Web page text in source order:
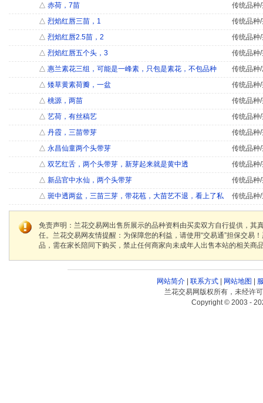
△ 赤荷，7苗
传统品种
△ 烈焰红唇三苗，1
传统品种
△ 烈焰红唇2.5苗，2
传统品种
△ 烈焰红唇五个头，3
传统品种
△ 惠兰素花三组，可能是一峰素，只包是素花，不包品种
传统品种
△ 矮草黄素荷瓣，一盆
传统品种
△ 桃源，两苗
传统品种
△ 艺荷，有丝稿艺
传统品种
△ 丹霞，三苗带芽
传统品种
△ 永昌仙童两个头带芽
传统品种
△ 双艺红舌，两个头带芽，新芽起来就是黄中透
传统品种
△ 新品官中水仙，两个头带芽
传统品种
△ 斑中透两盆，三苗三芽，带花苞，大苗艺不退，看上了私 传统品种
免责声明：兰花交易网出售所展示的品种资料由买卖双方自行提供，
任。兰花交易网友情提醒：为保障您的利益，请使用“交易通”担保交
品，需在家长陪同下购买，禁止任何商家向未成年人出售本站的相关商
网站简介| 联系方式| 网站地图
兰花交易网版权所有，未经许
Copyright © 2003 -